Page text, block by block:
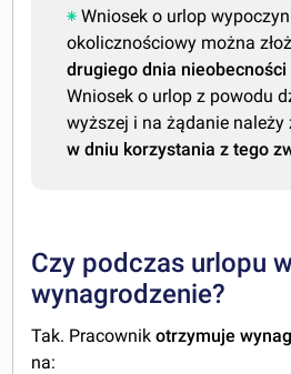
Wniosek o urlop
okolicznościowy można
drugiego dnia nieobecności
Wniosek o urlop z powodu
wyższej i na żądanie należy
w dniu korzystania z tego
Czy podczas urlopu
wynagrodzenie?
Tak. Pracownikotrzymuje
na: